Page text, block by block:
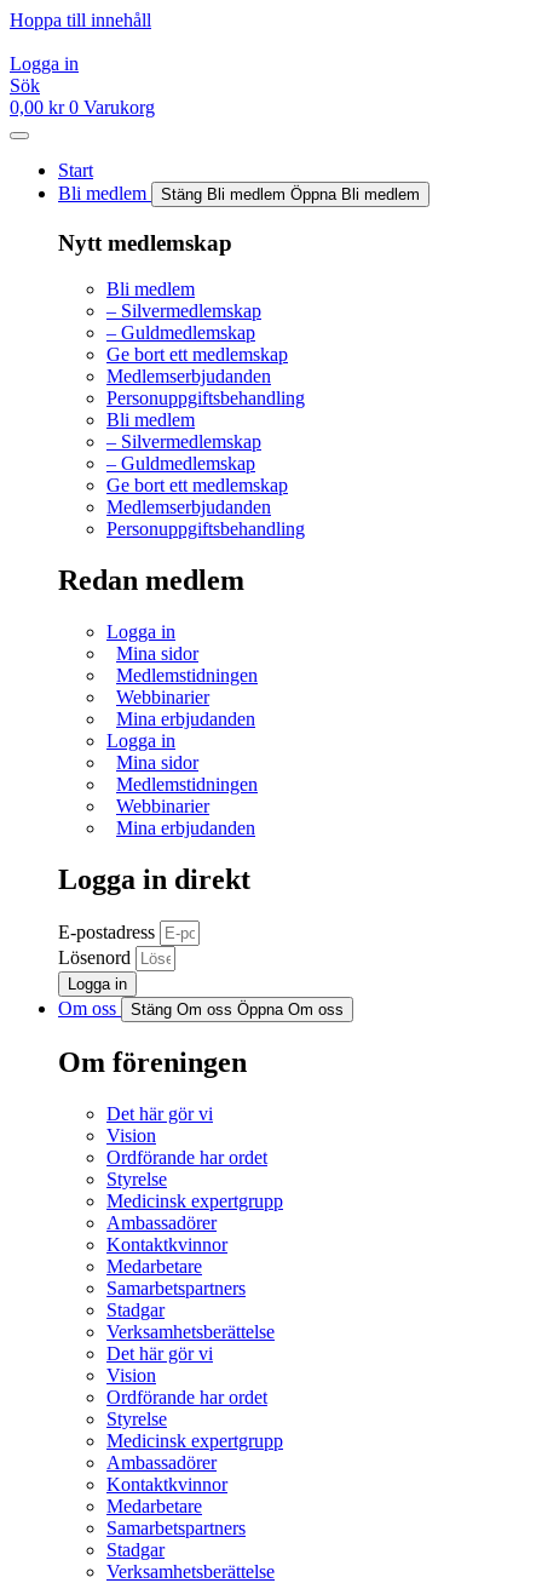
Hoppa till innehåll
Logga in
Sök
0,00 kr 0 Varukorg
Start
Bli medlem
Stäng Bli medlem Öppna Bli medlem
Nytt medlemskap
Bli medlem
– Silvermedlemskap
– Guldmedlemskap
Ge bort ett medlemskap
Medlemserbjudanden
Personuppgiftsbehandling
Bli medlem
– Silvermedlemskap
– Guldmedlemskap
Ge bort ett medlemskap
Medlemserbjudanden
Personuppgiftsbehandling
Redan medlem
Logga in
Mina sidor
Medlemstidningen
Webbinarier
Mina erbjudanden
Logga in
Mina sidor
Medlemstidningen
Webbinarier
Mina erbjudanden
Logga in direkt
E-postadress
Lösenord
Logga in
Om oss Stäng Om oss Öppna Om oss
Om föreningen
Det här gör vi
Vision
Ordförande har ordet
Styrelse
Medicinsk expertgrupp
Ambassadörer
Kontaktkvinnor
Medarbetare
Samarbetspartners
Stadgar
Verksamhetsberättelse
Det här gör vi
Vision
Ordförande har ordet
Styrelse
Medicinsk expertgrupp
Ambassadörer
Kontaktkvinnor
Medarbetare
Samarbetspartners
Stadgar
Verksamhetsberättelse